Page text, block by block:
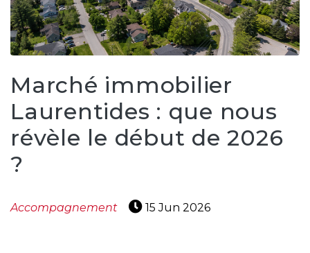
immobilier
:
votre
chemin
vers
la
tranquillité
défi
vendre
Marché immobilier
Laurentides : que nous
révèle le début de 2026
?
Accompagnement 15 Jun 2026